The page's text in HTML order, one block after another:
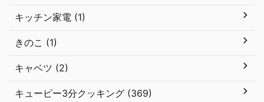
キッチン家電 (1)
きのこ (1)
キャベツ (2)
キューピー3分クッキング (369)